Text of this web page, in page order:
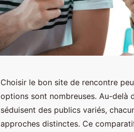
Choisir le bon site de rencontre
options sont nombreuses. Au-delà
séduisent des publics variés,
approches distinctes. Ce